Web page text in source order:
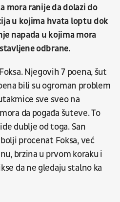
mora ranije da dolazi do
u kojima hvata loptu dok
napada u kojima mora
odbrane.
Njegovih 7 poena, šut
bili su ogroman problem
sve sveo na
da pogađa šuteve. To
dublje od toga. San
procenat Foksa, već
brzina u prvom koraku i
da ne gledaju stalno ka